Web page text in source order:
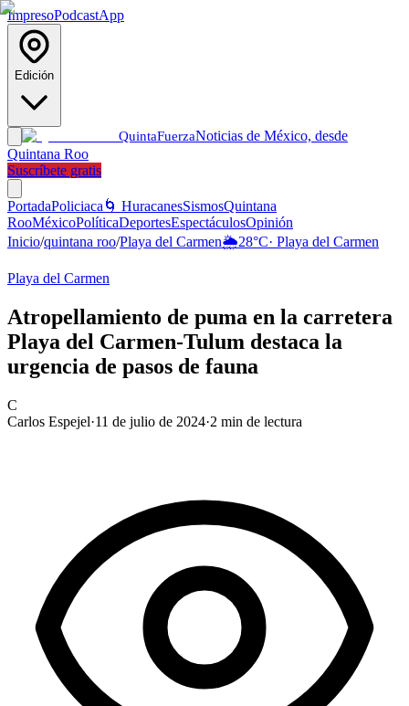
ImpresoPodcastApp
Edición
QuintaFuerzaNoticias de México, desde
Quintana Roo
Suscríbete gratis
PortadaPoliciaca 🌀 HuracanesSismosQuintana
RooMéxicoPolíticaDeportesEspectáculosOpinión
Inicio/quintana roo/Playa del Carmen🌦️28°C· Playa del Carmen
Playa del Carmen
Atropellamiento de puma en la carretera
Playa del Carmen-Tulum destaca la
urgencia de pasos de fauna
C
Carlos Espejel·11 de julio de 2024·2 min de lectura